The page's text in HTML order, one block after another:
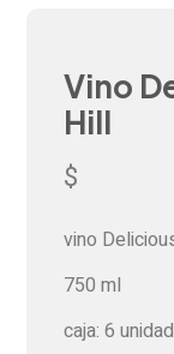
Vino
Hill
$
vino
750 ml
caja: 6